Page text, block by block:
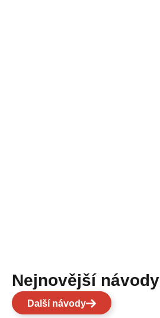
Nejnovější návody
Další návody